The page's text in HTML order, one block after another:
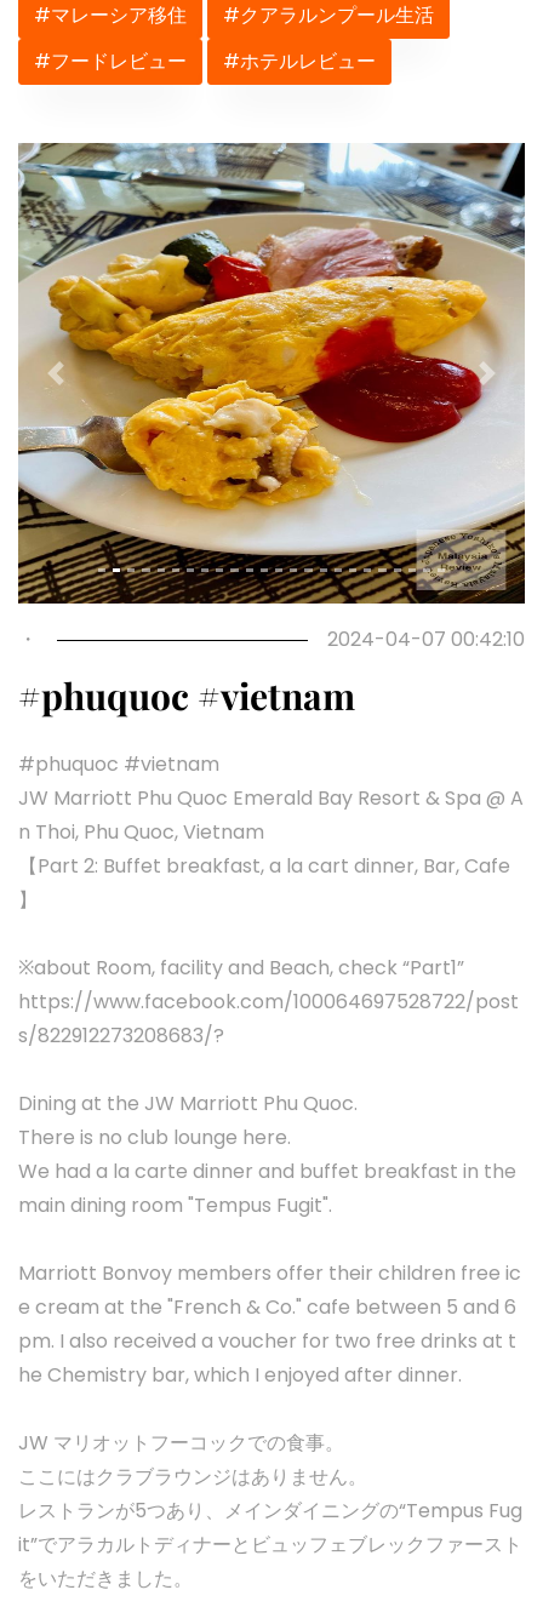
#マレーシア移住
#クアラルンプール生活
#フードレビュー
#ホテルレビュー
Previous Next
・ 2024-04-07 00:42:10
#phuquoc #vietnam
#phuquoc #vietnam
JW Marriott Phu Quoc Emerald Bay Resort & Spa @ A
n Thoi, Phu Quoc, Vietnam
【Part 2: Buffet breakfast, a la cart dinner, Bar, Cafe
】
※about Room, facility and Beach, check “Part1”
https://www.facebook.com/100064697528722/post
s/822912273208683/?
Dining at the JW Marriott Phu Quoc.
There is no club lounge here.
We had a la carte dinner and buffet breakfast in the
main dining room "Tempus Fugit".
Marriott Bonvoy members offer their children free ic
e cream at the "French & Co." cafe between 5 and 6
pm. I also received a voucher for two free drinks at t
he Chemistry bar, which I enjoyed after dinner.
JW マリオットフーコックでの食事。
ここにはクラブラウンジはありません。
レストランが5つあり、メインダイニングの“Tempus Fug
it”でアラカルトディナーとビュッフェブレックファースト
をいただきました。